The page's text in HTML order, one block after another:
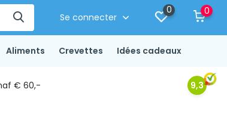
Se connecter
0 0
Aliments Crevettes Idées cadeaux
€ 60,- 9,3